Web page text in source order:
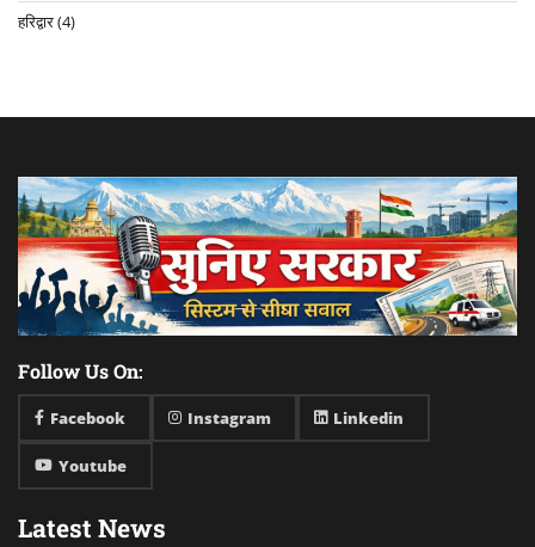
हरिद्वार(4)
Follow Us On:
Facebook Instagram Linkedin
Youtube
Latest News